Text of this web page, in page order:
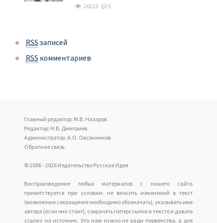
20223 5
RSS записей
RSS комментариев
Главный редактор: М.В. Назаров
Редактор: Н.В. Дмитриев
Администратор: А.О. Овсянников
Обратная связь
© 2006 - 2026 Издательство Русская Идея
Воспроизведение любых материалов с нашего сайта
приветствуется при условии: не вносить изменений в текст
(возможные сокращения необходимо обозначать), указывать имя
автора (если оно стоит), сохранять гиперссылки в тексте и давать
ссылку на источник. Это нам нужно не ради первенства, а для